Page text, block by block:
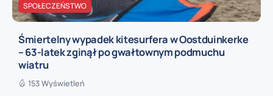
SPOŁECZEŃSTWO
Śmiertelny wypadek kitesurfera w Oostduinkerke
– 63-latek zginął po gwałtownym podmuchu
wiatru
153 Wyświetleń